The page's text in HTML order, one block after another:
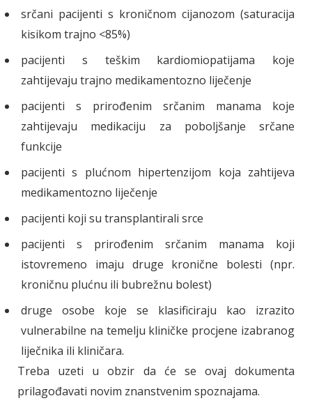
srčani pacijenti s kroničnom cijanozom (saturacija
kisikom trajno <85%)
pacijenti s teškim kardiomiopatijama koje
zahtijevaju trajno medikamentozno liječenje
pacijenti s prirođenim srčanim manama koje
zahtijevaju medikaciju za poboljšanje srčane
funkcije
pacijenti s plućnom hipertenzijom koja zahtijeva
medikamentozno liječenje
pacijenti koji su transplantirali srce
pacijenti s prirođenim srčanim manama koji
istovremeno imaju druge kronične bolesti (npr.
kroničnu plućnu ili bubrežnu bolest)
druge osobe koje se klasificiraju kao izrazito
vulnerabilne na temelju kliničke procjene izabranog
liječnika ili kliničara.
Treba uzeti u obzir da će se ovaj dokumenta
prilagođavati novim znanstvenim spoznajama.